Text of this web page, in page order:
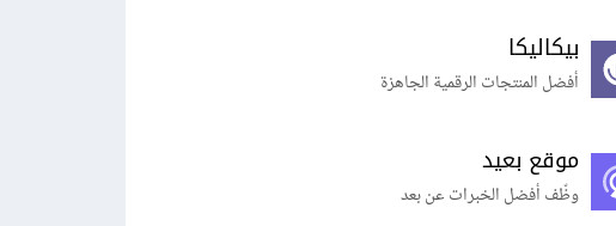
بيكاليكا
أفضل المنتجات الرقمية الجاهزة
موقع بعيد
وظّف أفضل الخبرات عن بعد